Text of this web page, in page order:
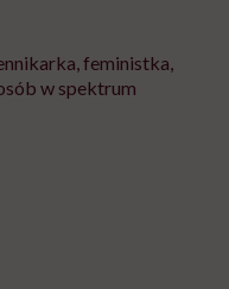
feministka,
w spektrum